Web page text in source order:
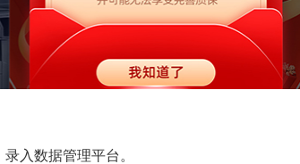
入数据管理平台。